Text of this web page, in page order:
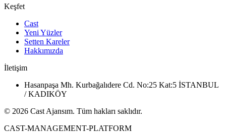
Keşfet
Cast
Yeni Yüzler
Setten Kareler
Hakkımızda
İletişim
Hasanpaşa Mh. Kurbağalıdere Cd. No:25 Kat:5 İSTANBUL
/ KADIKÖY
© 2026 Cast Ajansım. Tüm hakları saklıdır.
CAST-MANAGEMENT-PLATFORM